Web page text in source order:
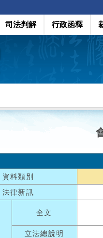
司法判解 行政函釋
資料類別
法律新訊
全文
立法總說明